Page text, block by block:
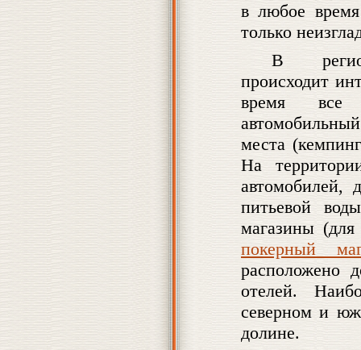
в любое
только
В
происходит
время все
места
На
автомобилей,
питьевой
магазины
покерный
расположено
отелей.
северном и
долине.